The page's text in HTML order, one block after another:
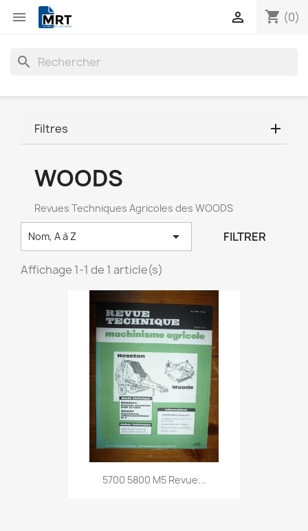
 shopping_cart (0)

search
Filtres
WOODS
Revues Techniques Agricoles des WOODS
Nom, A à Z  FILTRER
Affichage 1-1 de 1 article(s)
5700 5800 M5 Revue...